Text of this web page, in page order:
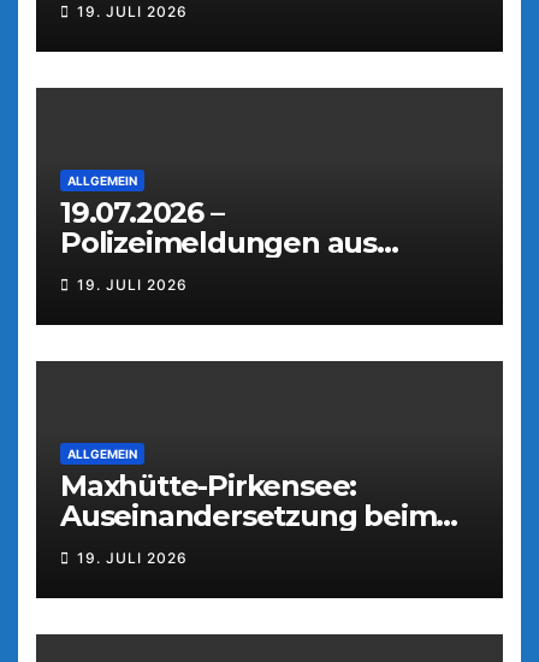
19. JULI 2026
ALLGEMEIN
19.07.2026 –
Polizeimeldungen aus
Weiden
19. JULI 2026
ALLGEMEIN
Maxhütte-Pirkensee:
Auseinandersetzung beim
Parkfest
19. JULI 2026